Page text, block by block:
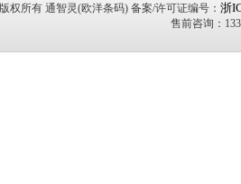
版权所有 通智灵(欧洋条码) 备案/许可证编号： 浙
售前咨询：